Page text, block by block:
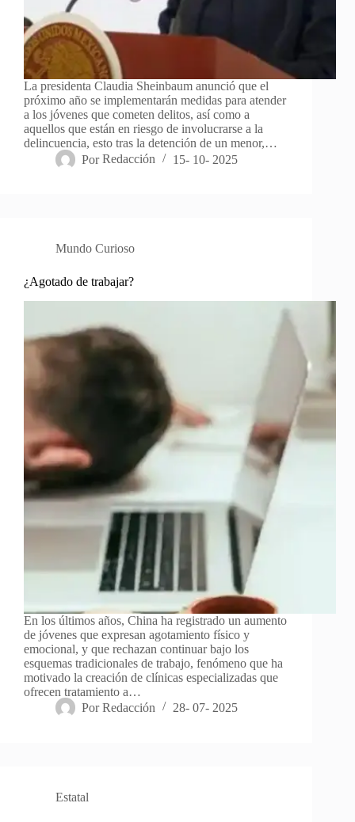
La presidenta Claudia Sheinbaum anunció que el
próximo año se implementarán medidas para atender
a los jóvenes que cometen delitos, así como a
aquellos que están en riesgo de involucrarse a la
delincuencia, esto tras la detención de un menor,…
Por Redacción 15- 10- 2025
Mundo Curioso
¿Agotado de trabajar?
En los últimos años, China ha registrado un aumento
de jóvenes que expresan agotamiento físico y
emocional, y que rechazan continuar bajo los
esquemas tradicionales de trabajo, fenómeno que ha
motivado la creación de clínicas especializadas que
ofrecen tratamiento a…
Por Redacción 28- 07- 2025
Estatal